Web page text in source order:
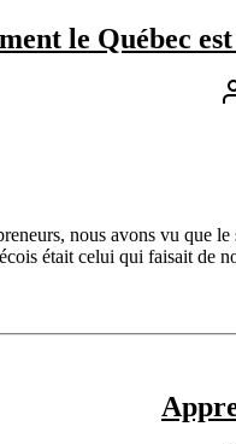
le Québec
de
nous avons vu que
était celui qui faisait